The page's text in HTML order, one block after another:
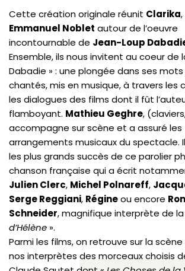
Cette création originale réunit Clarika,
Emmanuel Noblet autour de l’oeuvre
incontournable de Jean-Loup
Ensemble, ils nous invitent au coeur de
Dabadie » : une plongée dans ses mots
chantés, mis en musique, à travers les
les dialogues des films dont il fût
flamboyant. Mathieu Geghre,
accompagne sur scène et a assuré les
arrangements musicaux du spectacle.
les plus grands succès de ce parolier
chanson française qui a écrit
Julien Clerc, Michel Polnareff,
Serge Reggiani, Régineou encore
Schneider, magnifique interprète de la
d’Hélène ».
Parmi les films, on retrouve sur la
nos interprètes des morceaux choisis